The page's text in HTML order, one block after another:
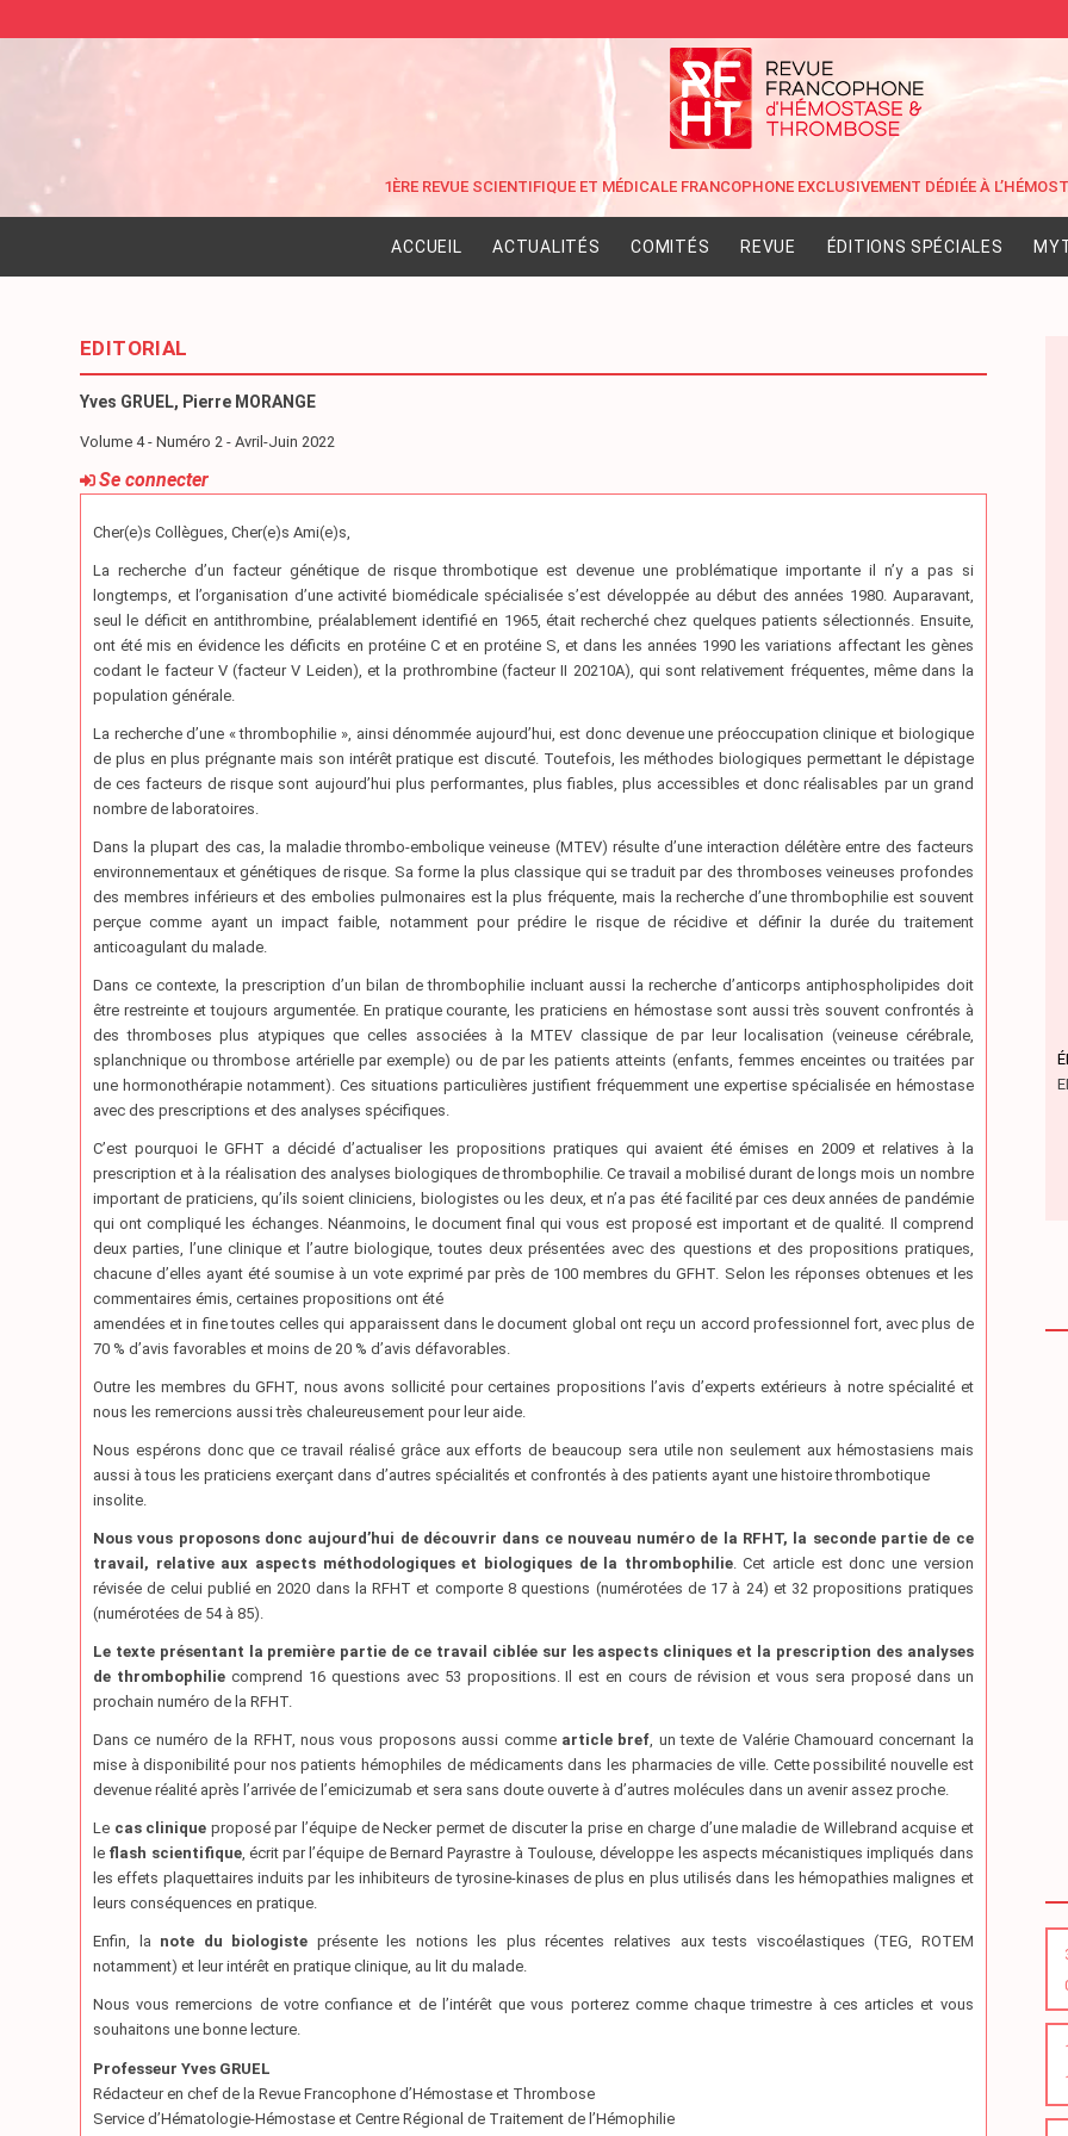
ACCUEIL ACTUALITÉS COMITÉS REVUE ÉDITIONS SPÉCIALES
EDITORIAL
Yves GRUEL, Pierre MORANGE
Volume 4 - Numéro 2 - Avril-Juin 2022
Se connecter
Cher(e)s Collègues, Cher(e)s Ami(e)s,
La recherche d’un facteur génétique de risque thrombotique est devenue une problématique importante il n’y a pas si
longtemps, et l’organisation d’une activité biomédicale spécialisée s’est développée au début des années 1980. Auparavant,
seul le déficit en antithrombine, préalablement identifié en 1965, était recherché chez quelques patients sélectionnés. Ensuite,
ont été mis en évidence les déficits en protéine C et en protéine S, et dans les années 1990 les variations affectant les gènes
codant le facteur V (facteur V Leiden), et la prothrombine (facteur II 20210A), qui sont relativement fréquentes, même dans la
population générale.
La recherche d’une « thrombophilie », ainsi dénommée aujourd’hui, est donc devenue une préoccupation clinique et biologique
de plus en plus prégnante mais son intérêt pratique est discuté. Toutefois, les méthodes biologiques permettant le dépistage
de ces facteurs de risque sont aujourd’hui plus performantes, plus fiables, plus accessibles et donc réalisables par un grand
nombre de laboratoires.
Dans la plupart des cas, la maladie thrombo-embolique veineuse (MTEV) résulte d’une interaction délétère entre des facteurs
environnementaux et génétiques de risque. Sa forme la plus classique qui se traduit par des thromboses veineuses profondes
des membres inférieurs et des embolies pulmonaires est la plus fréquente, mais la recherche d’une thrombophilie est souvent
perçue comme ayant un impact faible, notamment pour prédire le risque de récidive et définir la durée du traitement
anticoagulant du malade.
Dans ce contexte, la prescription d’un bilan de thrombophilie incluant aussi la recherche d’anticorps antiphospholipides doit
être restreinte et toujours argumentée. En pratique courante, les praticiens en hémostase sont aussi très souvent confrontés à
des thromboses plus atypiques que celles associées à la MTEV classique de par leur localisation (veineuse cérébrale,
splanchnique ou thrombose artérielle par exemple) ou de par les patients atteints (enfants, femmes enceintes ou traitées par
une hormonothérapie notamment). Ces situations particulières justifient fréquemment une expertise spécialisée en hémostase
avec des prescriptions et des analyses spécifiques.
C’est pourquoi le GFHT a décidé d’actualiser les propositions pratiques qui avaient été émises en 2009 et relatives à la
prescription et à la réalisation des analyses biologiques de thrombophilie. Ce travail a mobilisé durant de longs mois un nombre
important de praticiens, qu’ils soient cliniciens, biologistes ou les deux, et n’a pas été facilité par ces deux années de pandémie
qui ont compliqué les échanges. Néanmoins, le document final qui vous est proposé est important et de qualité. Il comprend
deux parties, l’une clinique et l’autre biologique, toutes deux présentées avec des questions et des propositions pratiques,
chacune d’elles ayant été soumise à un vote exprimé par près de 100 membres du GFHT. Selon les réponses obtenues et les
commentaires émis, certaines propositions ont été
amendées et in fine toutes celles qui apparaissent dans le document global ont reçu un accord professionnel fort, avec plus de
70 % d’avis favorables et moins de 20 % d’avis défavorables.
Outre les membres du GFHT, nous avons sollicité pour certaines propositions l’avis d’experts extérieurs à notre spécialité et
nous les remercions aussi très chaleureusement pour leur aide.
Nous espérons donc que ce travail réalisé grâce aux efforts de beaucoup sera utile non seulement aux hémostasiens mais
aussi à tous les praticiens exerçant dans d’autres spécialités et confrontés à des patients ayant une histoire thrombotique
insolite.
Nous vous proposons donc aujourd’hui de découvrir dans ce nouveau numéro de la RFHT, la seconde partie de ce
travail, relative aux aspects méthodologiques et biologiques de la thrombophilie. Cet article est donc une version
révisée de celui publié en 2020 dans la RFHT et comporte 8 questions (numérotées de 17 à 24) et 32 propositions pratiques
(numérotées de 54 à 85).
Le texte présentant la première partie de ce travail ciblée sur les aspects cliniques et la prescription des analyses
de thrombophiliecomprend 16 questions avec 53 propositions. Il est en cours de révision et vous sera proposé dans un
prochain numéro de la RFHT.
Dans ce numéro de la RFHT, nous vous proposons aussi comme article bref, un texte de Valérie Chamouard concernant la
mise à disponibilité pour nos patients hémophiles de médicaments dans les pharmacies de ville. Cette possibilité nouvelle est
devenue réalité après l’arrivée de l’emicizumab et sera sans doute ouverte à d’autres molécules dans un avenir assez proche.
Le cas clinique proposé par l’équipe de Necker permet de discuter la prise en charge d’une maladie de Willebrand acquise et
le flash scientifique, écrit par l’équipe de Bernard Payrastre à Toulouse, développe les aspects mécanistiques impliqués dans
les effets plaquettaires induits par les inhibiteurs de tyrosine-kinases de plus en plus utilisés dans les hémopathies malignes et
leurs conséquences en pratique.
Enfin, la note du biologiste présente les notions les plus récentes relatives aux tests viscoélastiques (TEG, ROTEM
notamment) et leur intérêt en pratique clinique, au lit du malade.
Nous vous remercions de votre confiance et de l’intérêt que vous porterez comme chaque trimestre à ces articles et vous
souhaitons une bonne lecture.
Professeur Yves GRUEL
Rédacteur en chef de la Revue Francophone d’Hémostase et Thrombose
Service d’Hématologie-Hémostase et Centre Régional de Traitement de l’Hémophilie